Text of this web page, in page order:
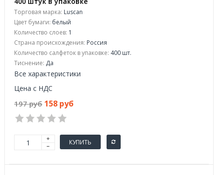
Торговая марка: Luscan
Цвет бумаги: белый
Количество слоев: 1
Страна происхождения: Россия
Количество салфеток в упаковке: 400 шт.
Тиснение: Да
Все характеристики
Цена с НДС
197 руб 158 руб
КУПИТЬ